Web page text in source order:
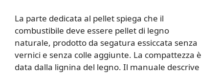
La parte dedicata al pellet spiega che il
combustibile deve essere pellet di legno
naturale, prodotto da segatura essiccata senza
vernici e senza colle aggiunte. La compattezza è
data dalla lignina del legno. Il manuale descrive